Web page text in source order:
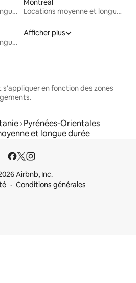
Locations moyenne et longue durée
Montréal
Locations moyenne et longue durée
Locations moyenne et longue durée
Afficher plus
s'appliquer en fonction des zones
Pyrénées-Orientales
et longue durée
Airbnb, Inc.
Conditions générales